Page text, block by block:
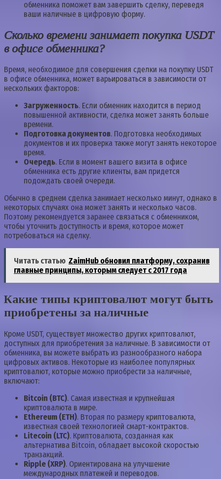
обменника поможет вам завершить сделку, переведя
ваши наличные в цифровую форму.
Сколько времени занимает покупка USDT
в офисе обменника?
Время, необходимое для совершения сделки на покупку USDT
в офисе обменника, может варьироваться в зависимости от
нескольких факторов:
Загруженность. Если обменник находится в период
повышенной активности, сделка может занять больше
времени.
Подготовка документов. Подготовка необходимых
документов и их проверка также могут занять некоторое
время.
Очередь. Если в момент вашего визита в офисе
обменника есть другие клиенты, вам придется
подождать своей очереди.
Обычно в среднем сделка занимает несколько минут, однако в
некоторых случаях она может занять и несколько часов.
Поэтому рекомендуется заранее связаться с обменником,
чтобы уточнить доступность и время, которое может
потребоваться на сделку.
Читать статью ZaimHub обновил платформу, сохранив
главные принципы, которым следует с 2017 года
Какие типы криптовалют могут быть
приобретены за наличные
Кроме USDT, существует множество других криптовалют,
доступных для приобретения за наличные. В зависимости от
обменника, вы можете выбрать из разнообразного набора
цифровых активов. Некоторые из наиболее популярных
криптовалют, которые можно приобрести за наличные,
включают:
Bitcoin (BTC). Самая известная и крупнейшая
криптовалюта в мире.
Ethereum (ETH). Вторая по размеру криптовалюта,
известная своей технологией смарт-контрактов.
Litecoin (LTC). Криптовалюта, созданная как
альтернатива Bitcoin, обладает высокой скоростью
транзакций.
Ripple (XRP). Ориентирована на улучшение
международных платежей и переводов.